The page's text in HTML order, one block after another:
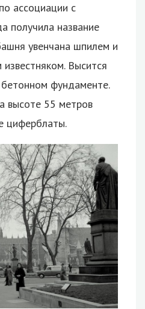
ассоциации с
получила название
увенчана шпилем и
Высится
фундаменте.
высоте 55 метров
циферблаты.